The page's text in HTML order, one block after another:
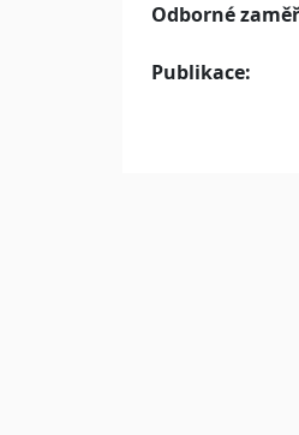
Odborné
Publikace: